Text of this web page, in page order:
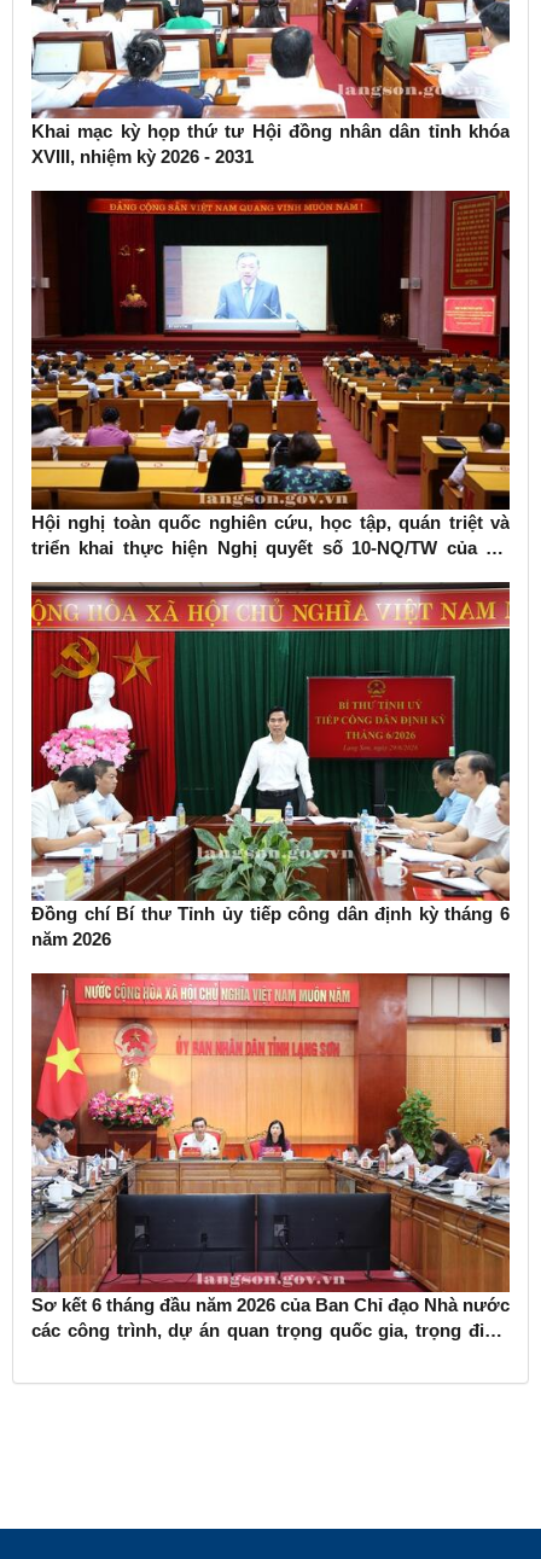
Khai mạc kỳ họp thứ tư Hội đồng nhân dân tỉnh khóa
XVIII, nhiệm kỳ 2026 - 2031
Hội nghị toàn quốc nghiên cứu, học tập, quán triệt và
triển khai thực hiện Nghị quyết số 10-NQ/TW của Bộ
Đồng chí Bí thư Tỉnh ủy tiếp công dân định kỳ tháng 6
năm 2026
Sơ kết 6 tháng đầu năm 2026 của Ban Chỉ đạo Nhà nước
các công trình, dự án quan trọng quốc gia, trọng điểm